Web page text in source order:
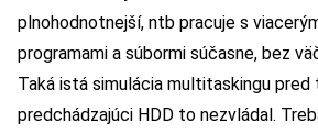
plnohodnotnejší, ntb pracuje s
programami a súbormi súčasne, bez
Taká istá simulácia multitaskingu pred
predchádzajúci HDD to nezvládal.